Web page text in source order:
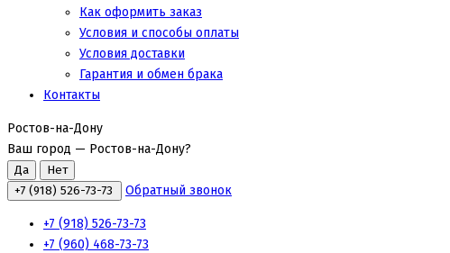
Как оформить заказ
Условия и способы оплаты
Условия доставки
Гарантия и обмен брака
Контакты
Ростов-на-Дону
Ваш город — Ростов-на-Дону?
+7 (918) 526-73-73 Обратный звонок
+7 (918) 526-73-73
+7 (960) 468-73-73